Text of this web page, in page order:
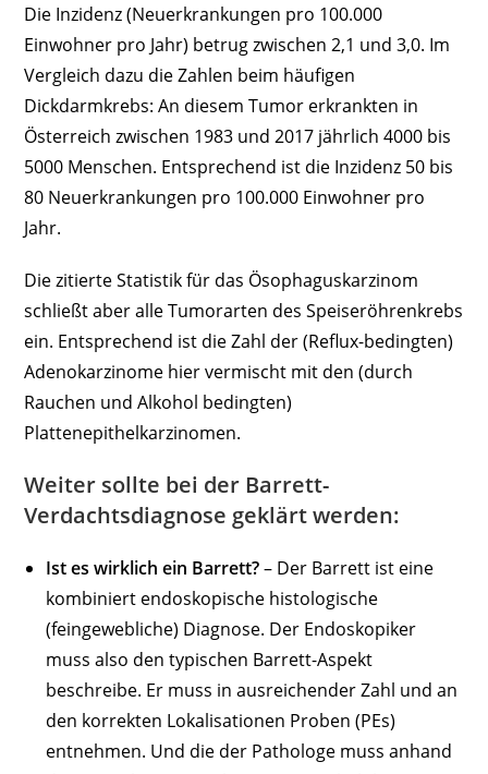
Die Inzidenz (Neuerkrankungen pro 100.000
Einwohner pro Jahr) betrug zwischen 2,1 und 3,0. Im
Vergleich dazu die Zahlen beim häufigen
Dickdarmkrebs: An diesem Tumor erkrankten in
Österreich zwischen 1983 und 2017 jährlich 4000 bis
5000 Menschen. Entsprechend ist die Inzidenz 50 bis
80 Neuerkrankungen pro 100.000 Einwohner pro
Jahr.
Die zitierte Statistik für das Ösophaguskarzinom
schließt aber alle Tumorarten des Speiseröhrenkrebs
ein. Entsprechend ist die Zahl der (Reflux-bedingten)
Adenokarzinome hier vermischt mit den (durch
Rauchen und Alkohol bedingten)
Plattenepithelkarzinomen.
Weiter sollte bei der Barrett-
Verdachtsdiagnose geklärt werden:
Ist es wirklich ein Barrett?– Der Barrett ist eine
kombiniert endoskopische histologische
(feingewebliche) Diagnose. Der Endoskopiker
muss also den typischen Barrett-Aspekt
beschreibe. Er muss in ausreichender Zahl und an
den korrekten Lokalisationen Proben (PEs)
entnehmen. Und die der Pathologe muss anhand